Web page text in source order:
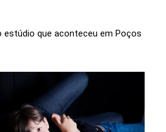
estúdio que aconteceu em Poços